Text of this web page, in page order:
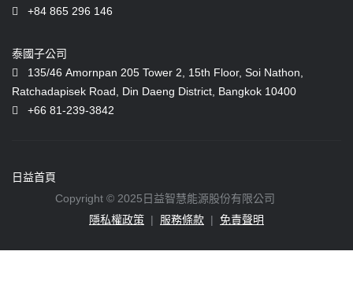
+84 865 296 146
泰國子公司
135/46 Amornpan 205 Tower 2, 15th Floor, Soi Nathon,
Ratchadapisek Road, Din Daeng District, Bangkok 10400
+66 81-239-3842
日益首頁
Copyright © 2025日益智慧能源股份有限公司
隱私權政策 | 服務條款 | 免責聲明